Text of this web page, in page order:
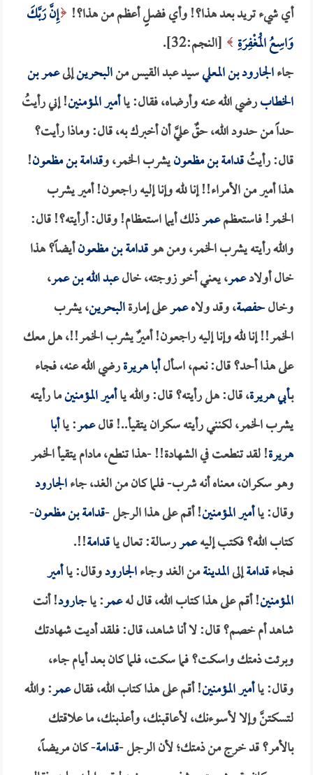
أي شيء تريد بعد هذا؟! وأي فضلٍ أعظم من هذا؟! إِنَّ رَبَّكَ
وَاسِعُ الْمَغْفِرَةِ [النجم:32].
جاءالجارود بن المعليسيد عبد القيس منالبحرينإلىعمر بن
الخطابرضي الله عنه وأرضاه، فقال: ياأمير المؤمنين! إني رأيتُ
حداً من حدود الله، حقٌ عليَّ أن أخبرك به، قال: وماذا رأيت؟
قال: رأيتُقدامة بن مظعونيشرب الخمر، وقدامة بن مظعون!
هذا أمير من الأمراء!! إنا لله وإنا إليه راجعون! أمير يشرب
الخمر! فاستعظمعمرذلك أيما استعظام! وقال: أرأيته؟! قال:
والله رأيته يشرب الخمر، ومن هوقدامة بن مظعونأيضاً؟ هذا
خال أولادعمر، يعني أخو زوجته، خالعبد الله بن عمر،
وخالحفصة، وقد ولاهعمرعلى إمارةالبحرين، يشرب
الخمر!! إنا لله وإنا إليه راجعون! أميرٌ يشرب الخمر!!، هل معك
على هذا أحد؟ قال: نعم، اسألأبا هريرةرضي الله عنه، فجاء
بـأبي هريرة، قال: هل رأيته؟ قال: والله ياأمير المؤمنينما رأيته
يشرب الخمر، لكنني رأيته سكران يتقيأ..! قالعمر: ياأبا
هريرة! لقد تنطعت في الشهادة!! -هذا تنطع، مادام يتقيأ الخمر
وهو سكران، معناه أنه شرب- فلما كان من الغد، جاءالجارود
وقال: ياأمير المؤمنين! أقم على هذا الرجل -قدامة بن مظعون-
كتاب الله؟ فكتب إليهعمررسالة: تعال ياقدامة!!.
فجاءقدامةإلىالمدينةمن الغد وجاءالجارودوقال: ياأمير
المؤمنين! أقم على هذا كتاب الله، قال لهعمر: ياجارود! أنت
شاهد أم خصم؟ قال: لا أنا شاهد، قال: فلقد أديت شهادتك
وبرئت ذمتك واسكت؟ فما سكت، فلما كان بعد أيام جاء،
وقال: ياأمير المؤمنين! أقم على هذا كتاب الله، فقالعمر: والله
لتسكتنَّ وإلا لأسوءنك، لأعاقبنك، وأعذبنك، ما علاقتك
بالأمر؟ قد خرج من ذمتك؛ لأن الرجل -قدامة- كان مريضاً،